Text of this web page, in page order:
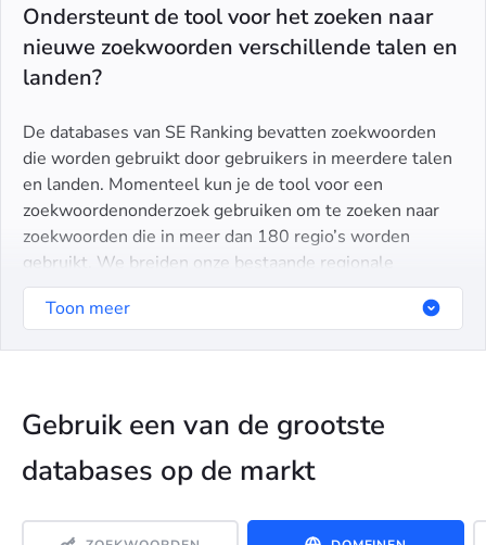
Ondersteunt de tool voor het zoeken naar
nieuwe zoekwoorden verschillende talen en
landen?
De databases van SE Ranking bevatten zoekwoorden
die worden gebruikt door gebruikers in meerdere talen
en landen. Momenteel kun je de tool voor een
zoekwoordenonderzoek gebruiken om te zoeken naar
zoekwoorden die in meer dan 180 regio’s worden
gebruikt. We breiden onze bestaande regionale
databases elke maand uit en laten ons bereik groeien
door regelmatig nieuwe markten toe te voegen.
Toon meer
Gebruik een van de grootste
databases op de markt